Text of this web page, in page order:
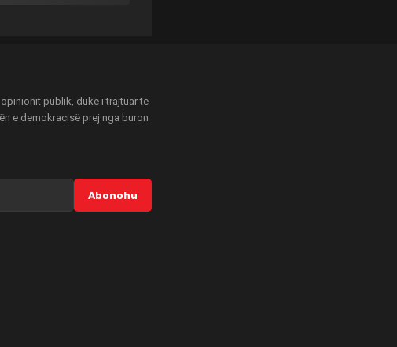
publik, duke i trajtuar të
e demokracisë prej nga buron
Abonohu